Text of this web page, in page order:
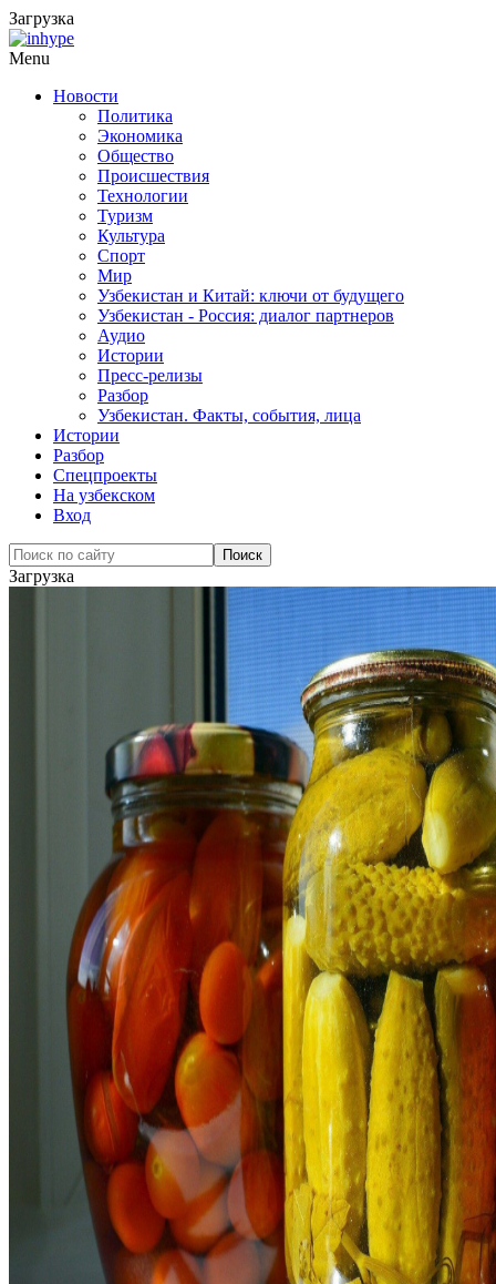
Загрузка
Menu
Новости
Политика
Экономика
Общество
Происшествия
Технологии
Туризм
Культура
Спорт
Мир
Узбекистан и Китай: ключи от будущего
Узбекистан - Россия: диалог партнеров
Аудио
Истории
Пресс-релизы
Разбор
Узбекистан. Факты, события, лица
Истории
Разбор
Спецпроекты
На узбекском
Вход
Загрузка